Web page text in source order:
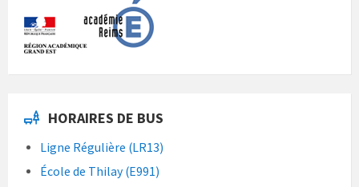
HORAIRES DE BUS
Ligne Régulière (LR13)
École de Thilay (E991)